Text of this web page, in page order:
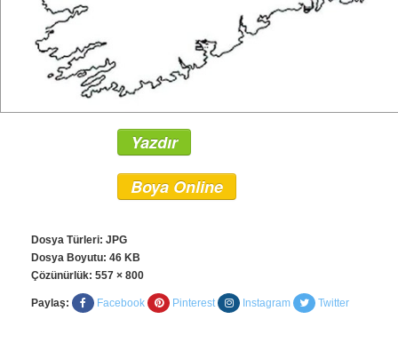
Yazdır
Boya Online
Dosya Türleri: JPG
Dosya Boyutu: 46 KB
Çözünürlük: 557 × 800
Paylaş: Facebook Pinterest Instagram Twitter